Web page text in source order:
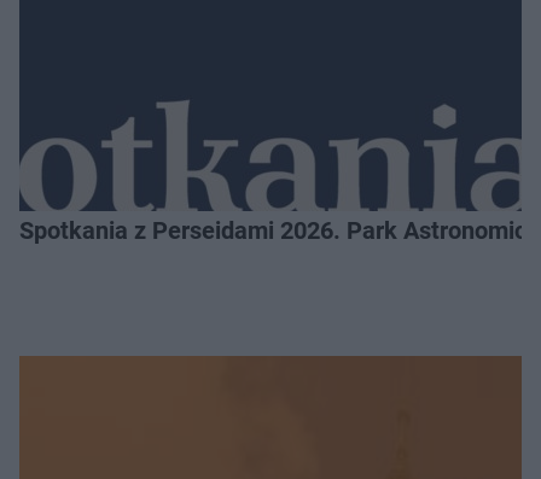
Spotkania z Perseidami 2026. Park